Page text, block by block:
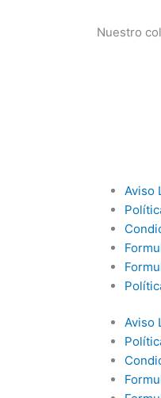
o
k
d
Nuestro
Aviso
Aviso